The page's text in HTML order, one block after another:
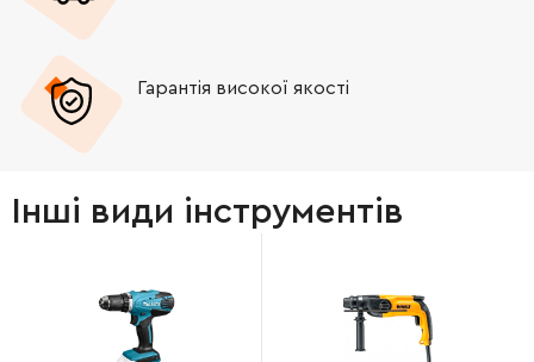
Гарантія високої якості
Інші види інструментів